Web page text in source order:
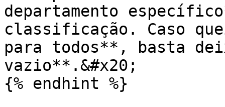
departamento
classificação. Caso
para todos**, basta
vazio**.&#x20;
{% endhint %}